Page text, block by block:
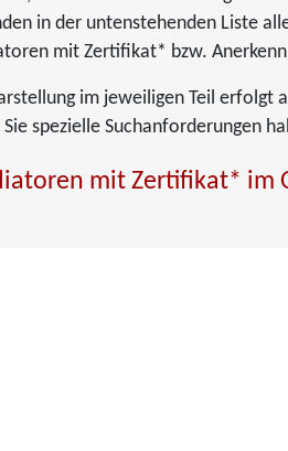
in der untenstehenden Liste
mit Zertifikat* bzw.
im jeweiligen Teil erfolgt
Sie spezielle Suchanforderungen
mit Zertifikat* im